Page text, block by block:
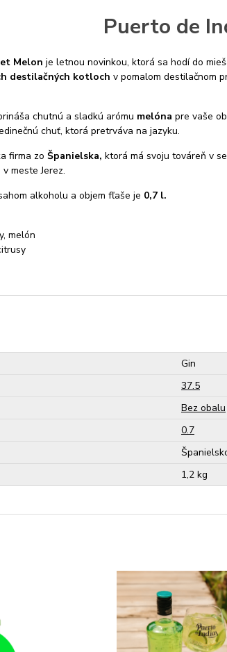
Puerto de
Melon je letnou novinkou, ktorá sa hodí do
destilačných kotloch v pomalom destilačnom
chutnú a sladkú arómu melóna pre vaše
chuť, ktorá pretrváva na jazyku.
firma zo Španielska, ktorá má svoju továreň v
meste Jerez.
alkoholu a objem fľaše je 0,7 l.
melón
Gin
37.5
Bez obalu
0.7
1,2 kg